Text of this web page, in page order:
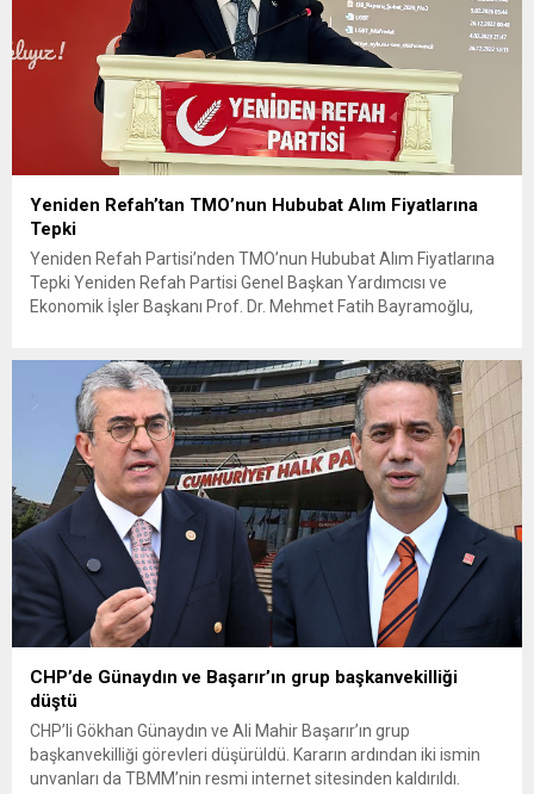
Yeniden Refah’tan TMO’nun Hububat Alım Fiyatlarına
Tepki
Yeniden Refah Partisi’nden TMO’nun Hububat Alım Fiyatlarına
Tepki Yeniden Refah Partisi Genel Başkan Yardımcısı ve
Ekonomik İşler Başkanı Prof. Dr. Mehmet Fatih Bayramoğlu,
fiyatların çiftçinin artan maliyetlerini karşılamaktan uzak
olduğunu savunarak fiyatların yeniden değerlendirilmesi
çağrısında...
CHP’de Günaydın ve Başarır’ın grup başkanvekilliği
düştü
CHP’li Gökhan Günaydın ve Ali Mahir Başarır’ın grup
başkanvekilliği görevleri düşürüldü. Kararın ardından iki ismin
unvanları da TBMM’nin resmi internet sitesinden kaldırıldı.